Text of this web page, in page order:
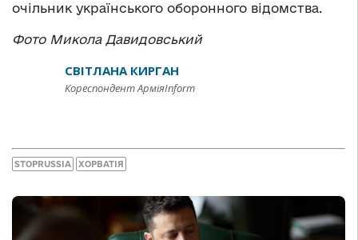
очільник українського оборонного відомства.
Фото Микола Давидовський
СВІТЛАНА КИРГАН
Кореспондент АрміяInform
STOPRUSSIA ХОРВАТІЯ